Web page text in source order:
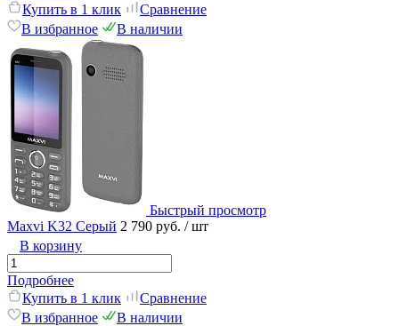
Купить в 1 клик
Сравнение
В избранное
В наличии
Быстрый просмотр
Maxvi K32 Серый 2 790 руб. / шт
В корзину
Подробнее
Купить в 1 клик
Сравнение
В избранное
В наличии